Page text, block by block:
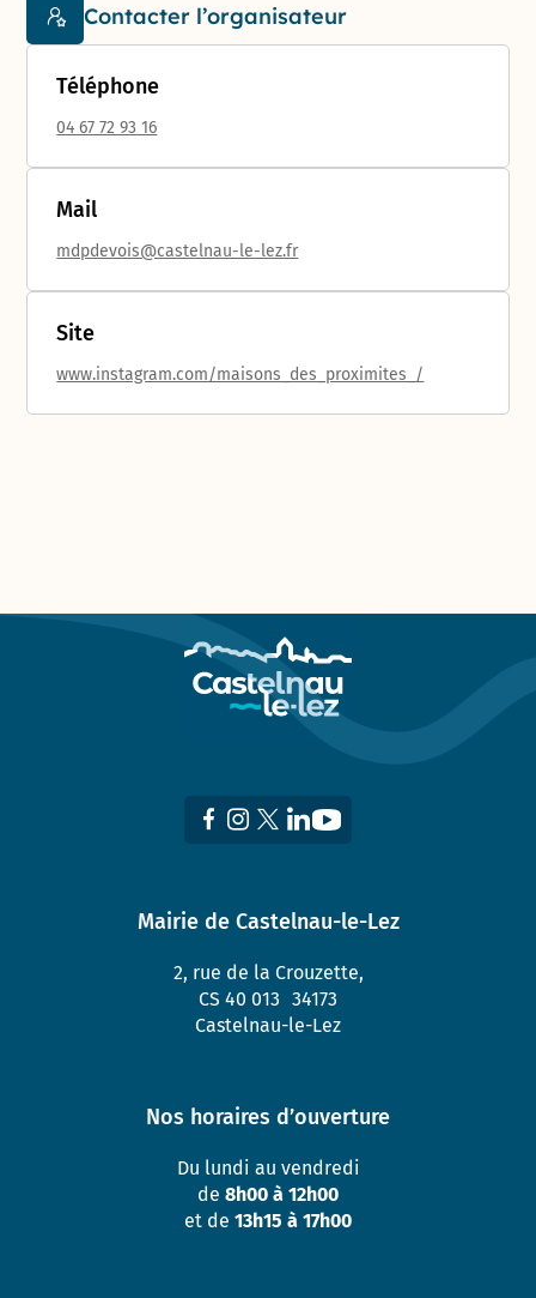
Contacter l’organisateur
Téléphone
04 67 72 93 16
Mail
mdpdevois@castelnau-le-lez.fr
Site
www.instagram.com/maisons_des_proximites_/
Mairie de Castelnau-le-Lez
2, rue de la Crouzette,
CS 40 013 34173
Castelnau-le-Lez
Nos horaires d’ouverture
Du lundi au vendredi
de 8h00 à 12h00
et de 13h15 à 17h00